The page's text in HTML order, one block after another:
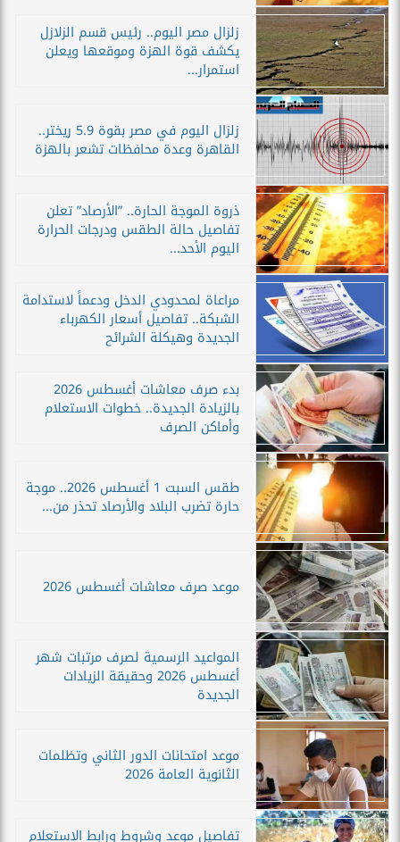
زلزال مصر اليوم.. رئيس قسم الزلازل
يكشف قوة الهزة وموقعها ويعلن
استمرار...
زلزال اليوم في مصر بقوة 5.9 ريختر..
القاهرة وعدة محافظات تشعر بالهزة
ذروة الموجة الحارة.. ”الأرصاد” تعلن
تفاصيل حالة الطقس ودرجات الحرارة
اليوم الأحد...
مراعاة لمحدودي الدخل ودعماً لاستدامة
الشبكة.. تفاصيل أسعار الكهرباء
الجديدة وهيكلة الشرائح
بدء صرف معاشات أغسطس 2026
بالزيادة الجديدة.. خطوات الاستعلام
وأماكن الصرف
طقس السبت 1 أغسطس 2026.. موجة
حارة تضرب البلاد والأرصاد تحذر من...
موعد صرف معاشات أغسطس 2026
المواعيد الرسمية لصرف مرتبات شهر
أغسطس 2026 وحقيقة الزيادات
الجديدة
موعد امتحانات الدور الثاني وتظلمات
الثانوية العامة 2026
تفاصيل موعد وشروط ورابط الاستعلام